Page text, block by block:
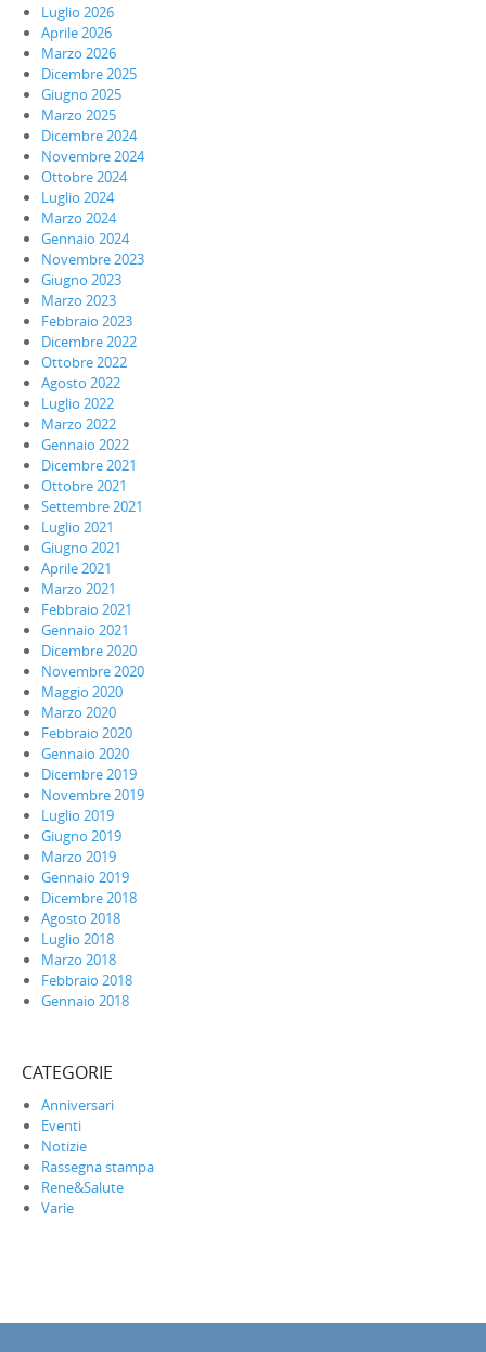
Luglio 2026
Aprile 2026
Marzo 2026
Dicembre 2025
Giugno 2025
Marzo 2025
Dicembre 2024
Novembre 2024
Ottobre 2024
Luglio 2024
Marzo 2024
Gennaio 2024
Novembre 2023
Giugno 2023
Marzo 2023
Febbraio 2023
Dicembre 2022
Ottobre 2022
Agosto 2022
Luglio 2022
Marzo 2022
Gennaio 2022
Dicembre 2021
Ottobre 2021
Settembre 2021
Luglio 2021
Giugno 2021
Aprile 2021
Marzo 2021
Febbraio 2021
Gennaio 2021
Dicembre 2020
Novembre 2020
Maggio 2020
Marzo 2020
Febbraio 2020
Gennaio 2020
Dicembre 2019
Novembre 2019
Luglio 2019
Giugno 2019
Marzo 2019
Gennaio 2019
Dicembre 2018
Agosto 2018
Luglio 2018
Marzo 2018
Febbraio 2018
Gennaio 2018
CATEGORIE
Anniversari
Eventi
Notizie
Rassegna stampa
Rene&Salute
Varie